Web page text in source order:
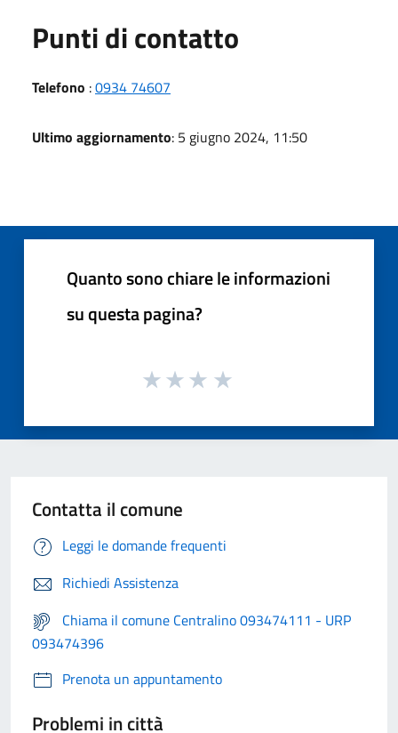
Punti di contatto
Telefono :0934 74607
Ultimo aggiornamento: 5 giugno 2024, 11:50
Quanto sono chiare le informazioni
su questa pagina?
Contatta il comune
Leggi le domande frequenti
Richiedi Assistenza
Chiama il comune Centralino 093474111 - URP
093474396
Prenota un appuntamento
Problemi in città